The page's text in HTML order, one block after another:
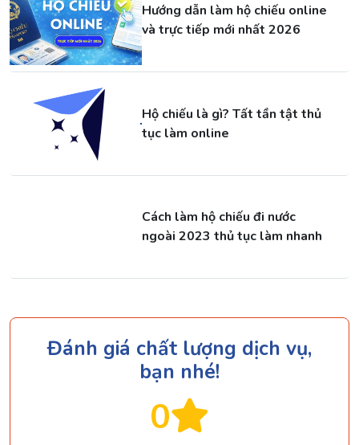
Hướng dẫn làm hộ chiếu online
và trực tiếp mới nhất 2026
Hộ chiếu là gì? Tất tần tật thủ
tục làm online
Cách làm hộ chiếu đi nước
ngoài 2023 thủ tục làm nhanh
Đánh giá chất lượng dịch vụ,
bạn nhé!
0